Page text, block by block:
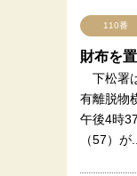
110番
財布を
下松署
有離脱物
午後4時
（57）が...